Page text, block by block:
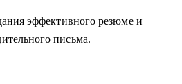
вы:
эффективного резюме и
письма.